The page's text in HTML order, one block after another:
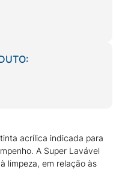
acrílica indicada para
A Super Lavável
limpeza, em relação às